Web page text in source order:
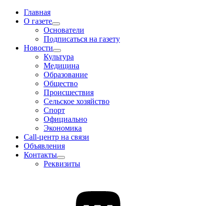
Главная
О газете
Основатели
Подписаться на газету
Новости
Культура
Медицина
Образование
Общество
Происшествия
Сельское хозяйство
Спорт
Официально
Экономика
Call-центр на связи
Объявления
Контакты
Реквизиты